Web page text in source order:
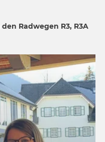
Radwegen R3, R3A